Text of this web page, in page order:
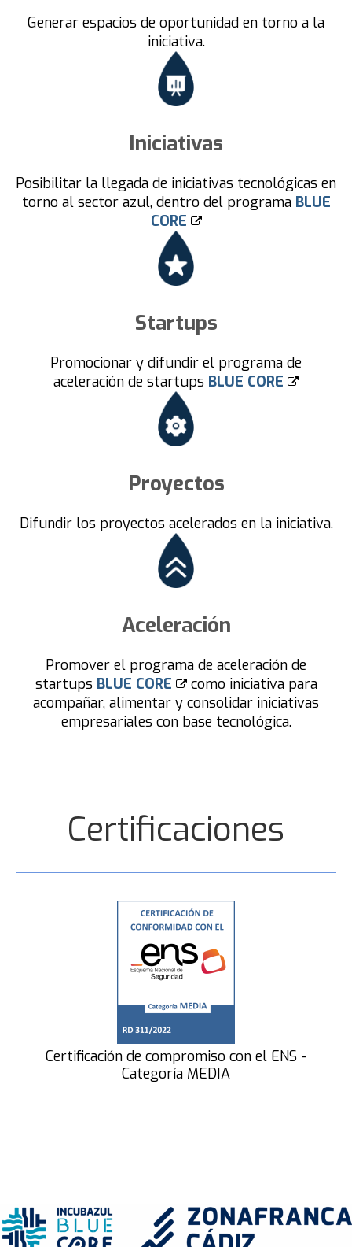
Generar espacios de oportunidad en torno a la
iniciativa.
Iniciativas
Posibilitar la llegada de iniciativas tecnológicas en
torno al sector azul, dentro del programa BLUE
CORE
Startups
Promocionar y difundir el programa de
aceleración de startups BLUE CORE
Proyectos
Difundir los proyectos acelerados en la iniciativa.
Aceleración
Promover el programa de aceleración de
startups BLUE CORE
como iniciativa para
acompañar, alimentar y consolidar iniciativas
empresariales con base tecnológica.
Certificaciones
Certificación de compromiso con el ENS -
Categoría MEDIA